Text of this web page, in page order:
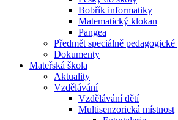
Bobřík informatiky
Matematický klokan
Pangea
Předmět speciálně pedagogické
Dokumenty
Mateřská škola
Aktuality
Vzdělávání
Vzdělávání dětí
Multisenzorická místnost